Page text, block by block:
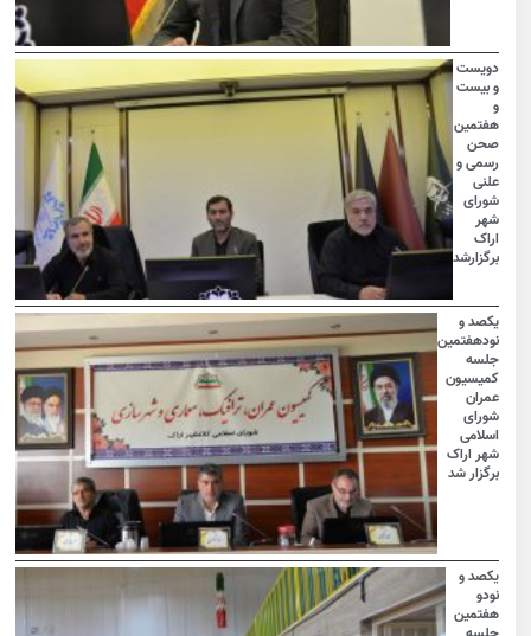
دویست
و بیست
هفتمین
صحن
رسمی و
علنی
شورای
شهر
اراک
برگزارشد
یکصد و
نودهفتمین
جلسه
کمیسیون
عمران
شورای
اسلامی
شهر اراک
برگزار شد
یکصد و
نودو
هفتمین